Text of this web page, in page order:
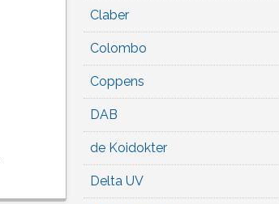
Claber
Colombo
Coppens
DAB
de Koidokter
Delta UV